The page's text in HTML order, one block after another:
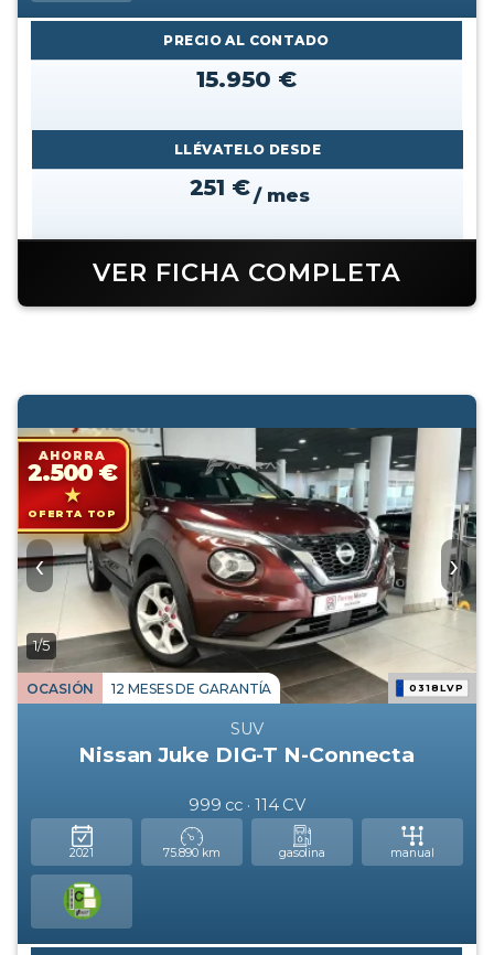
PRECIO AL CONTADO
15.950 €
LLÉVATELO DESDE
251 €/ mes
VER FICHA COMPLETA
‹ ›
AHORRA
2.500 €
OFERTA TOP
1/5
OCASIÓN 12 MESES DE GARANTÍA 0318LVP
SUV
Nissan Juke DIG-T N-Connecta
999 cc · 114 CV
2021 75.890 km gasolina manual